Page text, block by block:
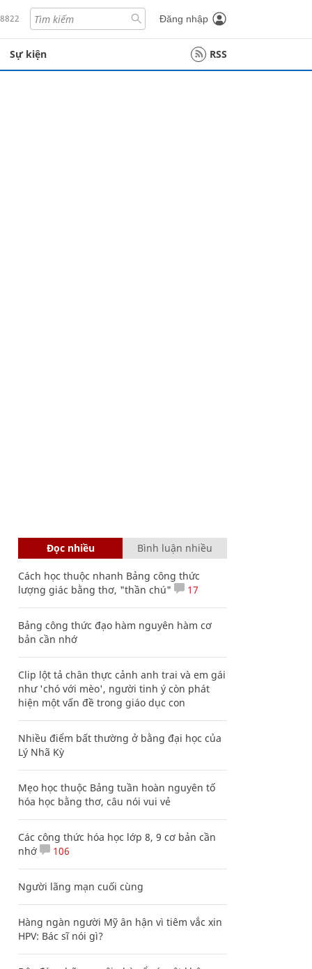
Đăng nhập
Sự kiện RSS
Đọc nhiều Bình luận nhiều
Cách học thuộc nhanh Bảng công thức
lượng giác bằng thơ, "thần chú"
17
Bảng công thức đạo hàm nguyên hàm cơ
bản cần nhớ
Clip lột tả chân thực cảnh anh trai và em gái
như 'chó với mèo', người tinh ý còn phát
hiện một vấn đề trong giáo dục con
Nhiều điểm bất thường ở bằng đại học của
Lý Nhã Kỳ
Mẹo học thuộc Bảng tuần hoàn nguyên tố
hóa học bằng thơ, câu nói vui vẻ
Các công thức hóa học lớp 8, 9 cơ bản cần
nhớ
106
Người lãng mạn cuối cùng
Hàng ngàn người Mỹ ân hận vì tiêm vắc xin
HPV: Bác sĩ nói gì?